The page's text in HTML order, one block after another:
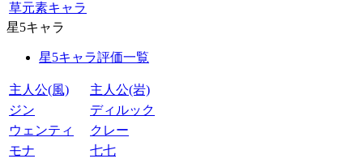
草元素キャラ
星5キャラ
星5キャラ評価一覧
主人公(風)
主人公(岩)
ジン
ディルック
ウェンティ
クレー
モナ
七七